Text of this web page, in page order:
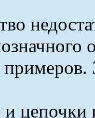
цепочки